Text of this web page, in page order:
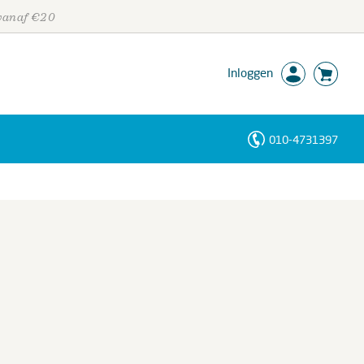
€20
Inloggen
010-4731397
Personen